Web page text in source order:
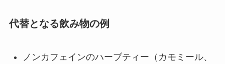
代替となる飲み物の例
ノンカフェインのハーブティー（カモミール、